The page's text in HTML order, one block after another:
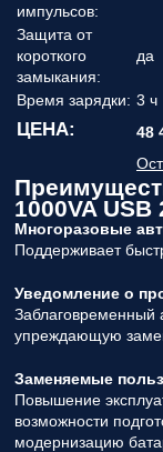
импульсов:
Защита от
короткого
замыкания:
да
Время зарядки: 3 ч
ЦЕНА: 48
1000VA USB
Многоразовые
Поддерживает
Уведомление о
Заблаговременный
упреждающую
Заменяемые
Повышение
возможности
модернизацию